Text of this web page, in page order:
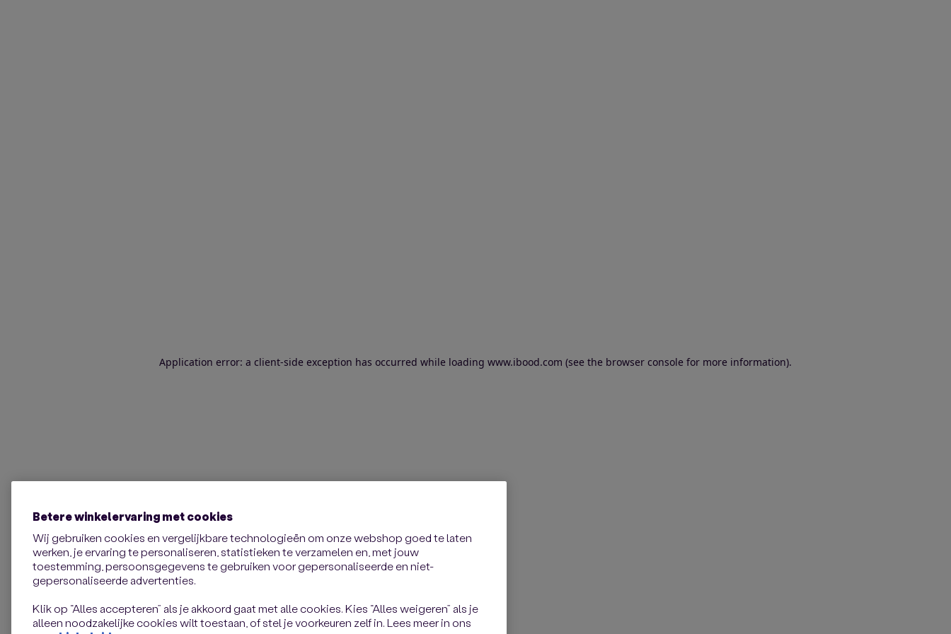
Application error: a client-side exception has occurred while loading www.ibood.com (see the browser console for more information).
Betere winkelervaring met cookies
Wij gebruiken cookies en vergelijkbare technologieën om onze webshop goed te laten
werken, je ervaring te personaliseren, statistieken te verzamelen en, met jouw
toestemming, persoonsgegevens te gebruiken voor gepersonaliseerde en niet-
gepersonaliseerde advertenties.
Klik op “Alles accepteren” als je akkoord gaat met alle cookies. Kies “Alles weigeren” als je
alleen noodzakelijke cookies wilt toestaan, of stel je voorkeuren zelf in. Lees meer in ons